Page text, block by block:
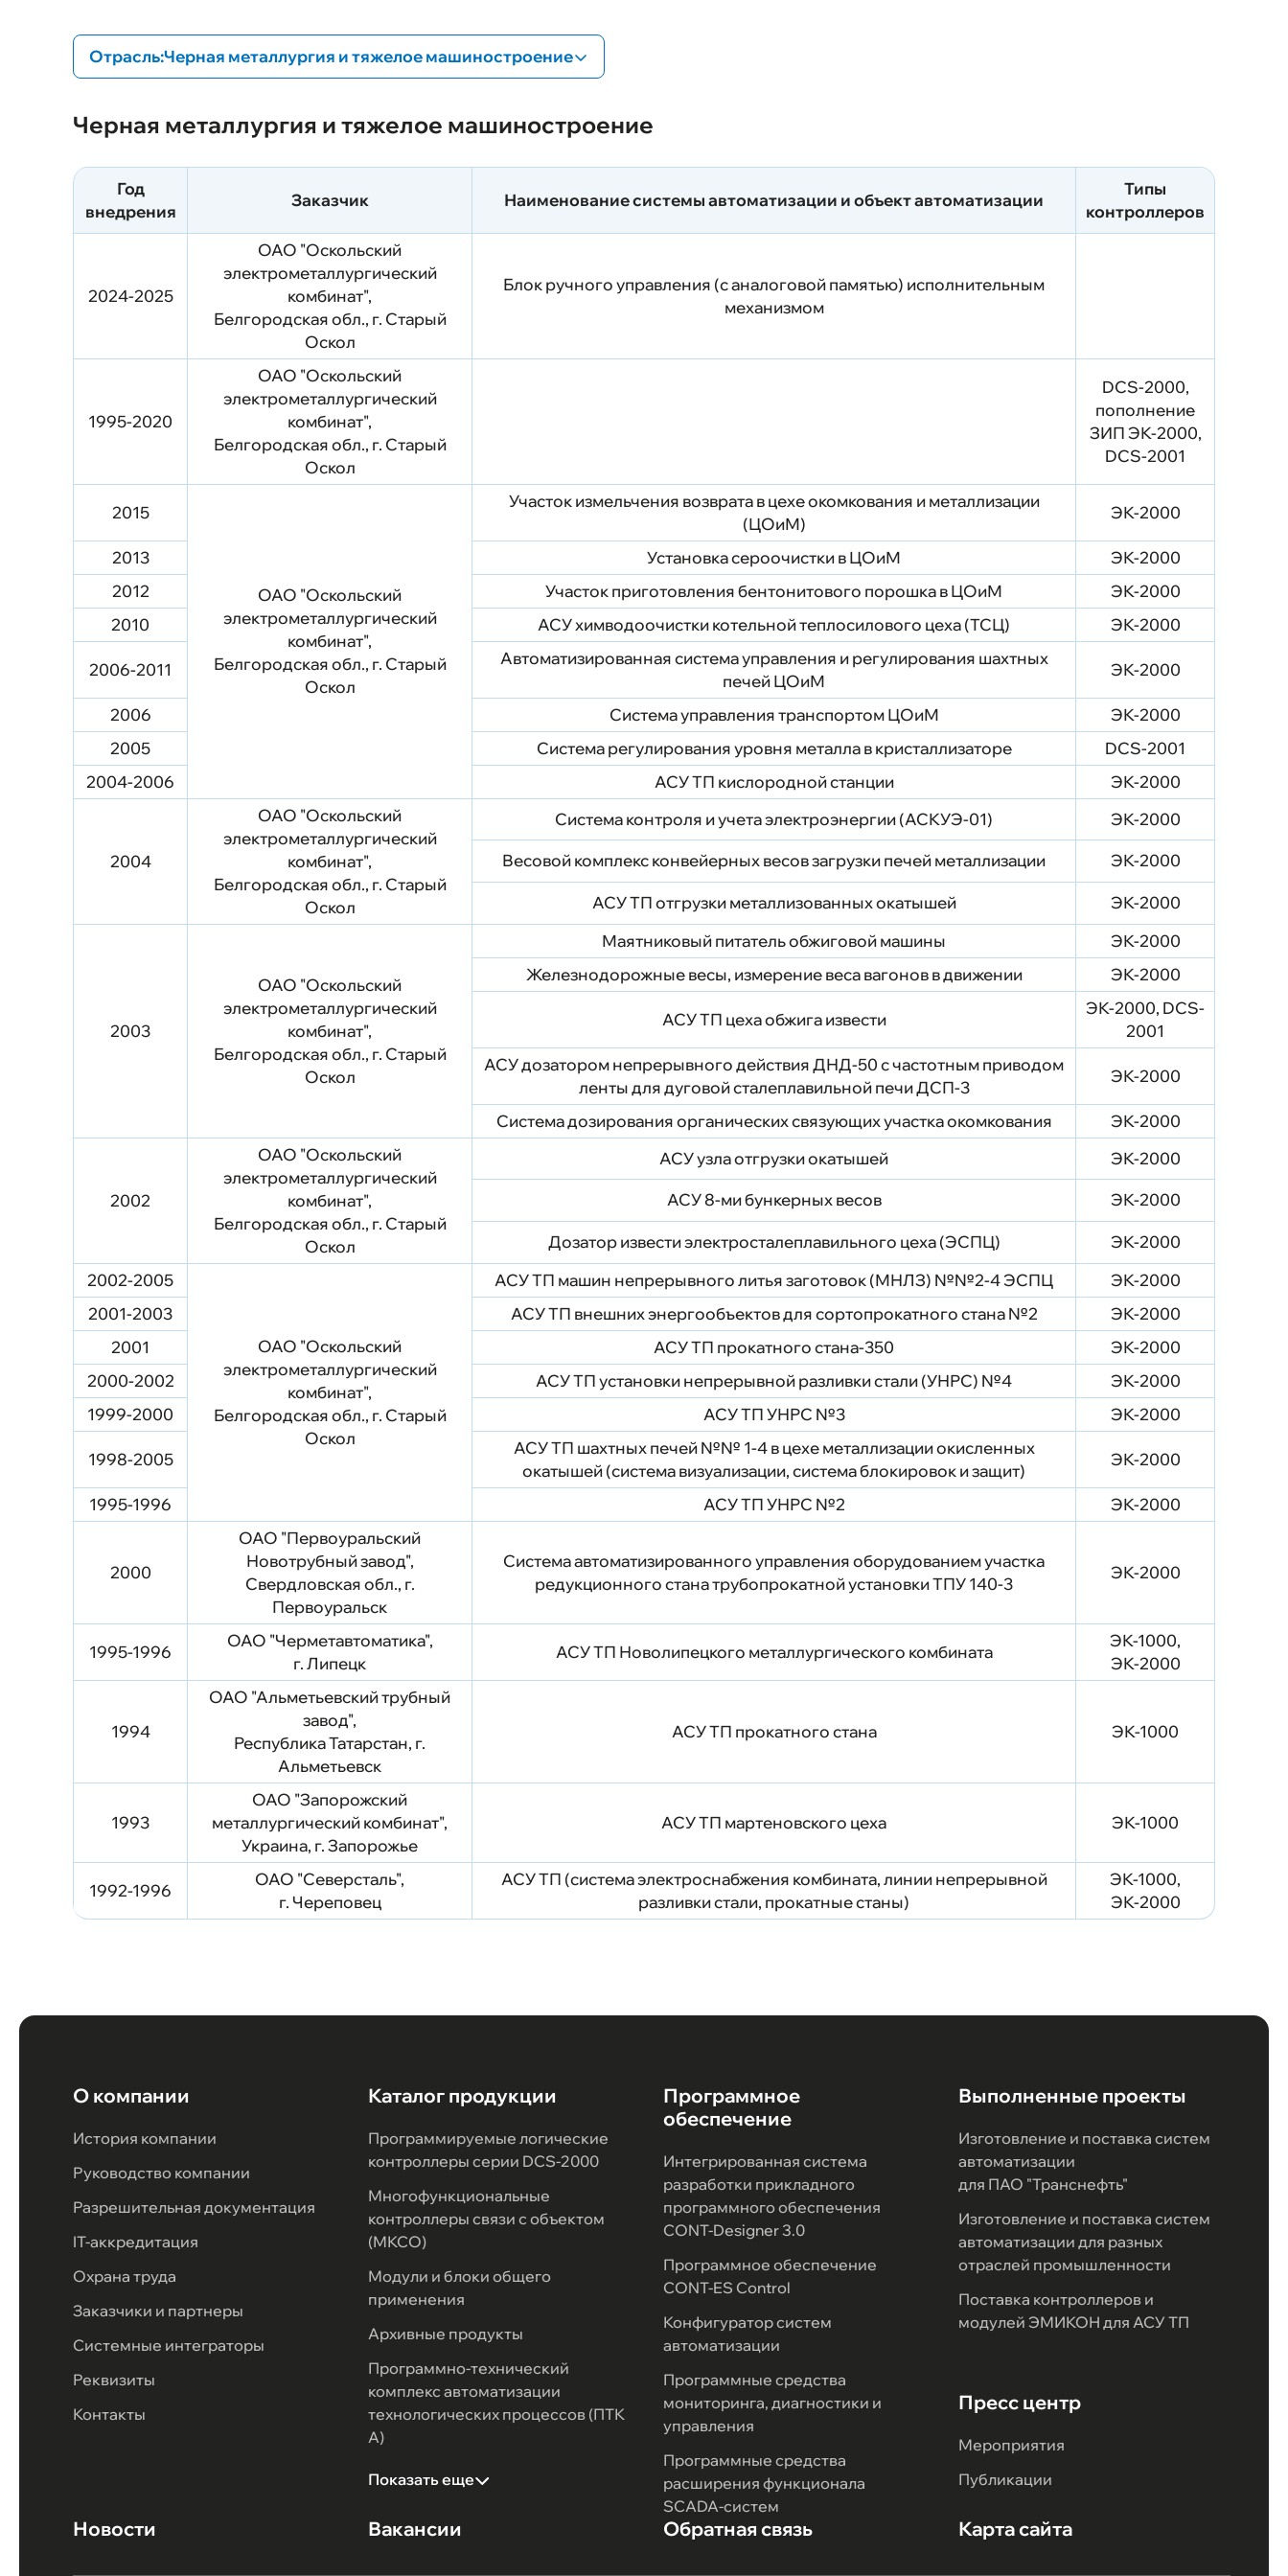
Программно-аппаратный
комплекс (ПАК) "ЭМИКОН"
Программно-аппаратный
Карта сайта
Отрасль:Черная металлургия и тяжелое машиностроение
Все
Нефтегазовая промышленность
Атомная промышленность
Черная металлургия и тяжелое машиностроение
Военно-промышленный комплекс
Химическая и нефтехимическая промышленность
Коммунальное хозяйство
Пищевая промышленность
Черная металлургия и тяжелое машиностроение
Год
внедрения
Заказчик Наименование системы автоматизации и объект автоматизации
Типы
контроллеров
2024-2025
ОАО "Оскольский
электрометаллургический
комбинат",
Белгородская обл., г. Старый
Оскол
Блок ручного управления (с аналоговой памятью) исполнительным
механизмом
1995-2020
ОАО "Оскольский
электрометаллургический
комбинат",
Белгородская обл., г. Старый
Оскол
DCS-2000,
пополнение
ЗИП ЭК-2000,
DCS-2001
2015
ОАО "Оскольский
электрометаллургический
комбинат",
Белгородская обл., г. Старый
Оскол
Участок измельчения возврата в цехе окомкования и металлизации
(ЦОиМ)
ЭК-2000
2013 Установка сероочистки в ЦОиМ
ЭК-2000
2012
Участок приготовления бентонитового порошка в ЦОиМ
ЭК-2000
2010
АСУ химводоочистки котельной теплосилового цеха (ТСЦ) ЭК-2000
2006-2011
Автоматизированная система управления и регулирования шахтных
печей ЦОиМ
ЭК-2000
2006 Система управления транспортом ЦОиМ
ЭК-2000
2005
Система регулирования уровня металла в кристаллизаторе
DCS-2001
2004-2006
АСУ ТП кислородной станции ЭК-2000
2004
ОАО "Оскольский
электрометаллургический
комбинат",
Белгородская обл., г. Старый
Оскол
Система контроля и учета электроэнергии (АСКУЭ-01) ЭК-2000
Весовой комплекс конвейерных весов загрузки печей металлизации ЭК-2000
АСУ ТП отгрузки металлизованных окатышей ЭК-2000
2003
ОАО "Оскольский
электрометаллургический
комбинат",
Белгородская обл., г. Старый
Оскол
Маятниковый питатель обжиговой машины
ЭК-2000
Железнодорожные весы, измерение веса вагонов в движении
ЭК-2000
АСУ ТП цеха обжига извести
ЭК-2000, DCS-
2001
АСУ дозатором непрерывного действия ДНД-50 с частотным приводом
ленты для дуговой сталеплавильной печи ДСП-3
ЭК-2000
Система дозирования органических связующих участка окомкования ЭК-2000
2002
ОАО "Оскольский
электрометаллургический
комбинат",
Белгородская обл., г. Старый
Оскол
АСУ узла отгрузки окатышей ЭК-2000
АСУ 8-ми бункерных весов ЭК-2000
Дозатор извести электросталеплавильного цеха (ЭСПЦ)
ЭК-2000
2002-2005
ОАО "Оскольский
электрометаллургический
комбинат",
Белгородская обл., г. Старый
Оскол
АСУ ТП машин непрерывного литья заготовок (МНЛЗ) №№2-4 ЭСПЦ
ЭК-2000
2001-2003
АСУ ТП внешних энергообъектов для сортопрокатного стана №2
ЭК-2000
2001
АСУ ТП прокатного стана-350
ЭК-2000
2000-2002
АСУ ТП установки непрерывной разливки стали (УНРС) №4
ЭК-2000
1999-2000
АСУ ТП УНРС №3 ЭК-2000
1998-2005
АСУ ТП шахтных печей №№ 1-4 в цехе металлизации окисленных
окатышей (система визуализации, система блокировок и защит)
ЭК-2000
1995-1996 АСУ ТП УНРС №2 ЭК-2000
2000
ОАО "Первоуральский
Новотрубный завод",
Свердловская обл., г.
Первоуральск
Система автоматизированного управления оборудованием участка
редукционного стана трубопрокатной установки ТПУ 140-3
ЭК-2000
1995-1996
ОАО "Черметавтоматика",
г. Липецк
АСУ ТП Новолипецкого металлургического комбината
ЭК-1000,
ЭК-2000
1994
ОАО "Альметьевский трубный
завод",
Республика Татарстан, г.
Альметьевск
АСУ ТП прокатного стана ЭК-1000
1993
ОАО "Запорожский
металлургический комбинат",
Украина, г. Запорожье
АСУ ТП мартеновского цеха ЭК-1000
1992-1996
ОАО "Северсталь",
г. Череповец
АСУ ТП (система электроснабжения комбината, линии непрерывной
разливки стали, прокатные станы)
ЭК-1000,
ЭК-2000
О компании
История компании
Руководство компании
Разрешительная документация
IT-аккредитация
Охрана труда
Заказчики и партнеры
Системные интеграторы
Реквизиты
Контакты
Каталог продукции
Программируемые логические
контроллеры серии DCS-2000
Многофункциональные
контроллеры связи с объектом
(МКСО)
Модули и блоки общего
применения
Архивные продукты
Программно-технический
комплекс автоматизации
технологических процессов (ПТК
А)
Показать еще
Программное
обеспечение
Интегрированная система
разработки прикладного
программного обеспечения
CONT-Designer 3.0
Программное обеспечение
CONT-ES Control
Конфигуратор систем
автоматизации
Программные средства
мониторинга, диагностики и
управления
Программные средства
расширения функционала
SCADA-систем
Выполненные проекты
Изготовление и поставка систем
автоматизации
для ПАО "Транснефть"
Изготовление и поставка систем
автоматизации для разных
отраслей промышленности
Поставка контроллеров и
модулей ЭМИКОН для АСУ ТП
Пресс центр
Мероприятия
Публикации
Новости Вакансии Обратная связь Карта сайта